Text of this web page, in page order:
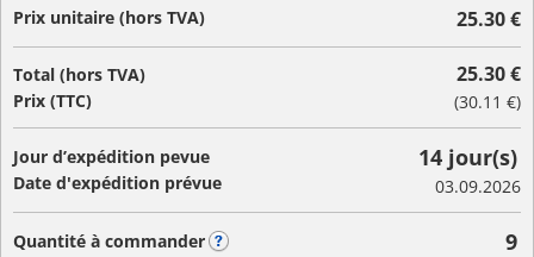
Prix unitaire (hors TVA) 25.30 €
Total (hors TVA)
Prix (TTC)
25.30 €
(30.11 €)
Jour d’expédition pevue
Date d'expédition prévue
14 jour(s)
03.09.2026
Quantité à commander 9